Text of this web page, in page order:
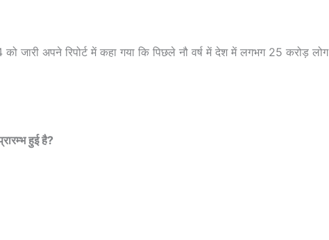
को जारी अपने रिपोर्ट में कहा गया कि पिछले नौ वर्ष में देश में लगभग 25 करोड़ लोग
हुई है?